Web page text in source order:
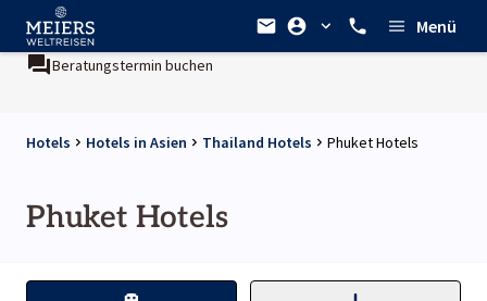
Menü
Beratungstermin buchen
Hotels Hotels in Asien Thailand Hotels Phuket Hotels
Phuket Hotels